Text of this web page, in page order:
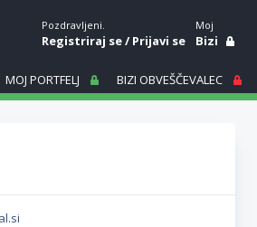
Pozdravljeni.
Registriraj se/Prijavi se
Moj
Bizi
MOJ PORTFELJ BIZI OBVEŠČEVALEC